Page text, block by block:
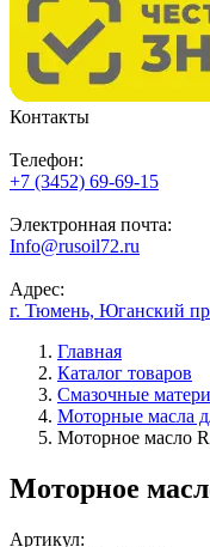
Контакты
Телефон:
+7 (3452) 69-69-15
Электронная почта:
Info@rusoil72.ru
Адрес:
г. Тюмень, Юганский
Главная
Каталог товаров
Смазочные
Моторные масла
Моторное масло
Моторное
Артикул: